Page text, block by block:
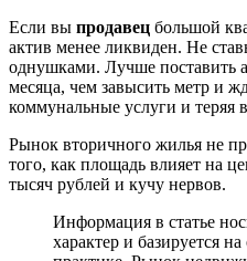
Если вы продавец большой
актив менее ликвиден. Не
однушками. Лучше поставить
месяца, чем завысить метр и
коммунальные услуги и теряя
Рынок вторичного жилья не
того, как площадь влияет на
тысяч рублей и кучу нервов.
Информация в статье
характер и базируется